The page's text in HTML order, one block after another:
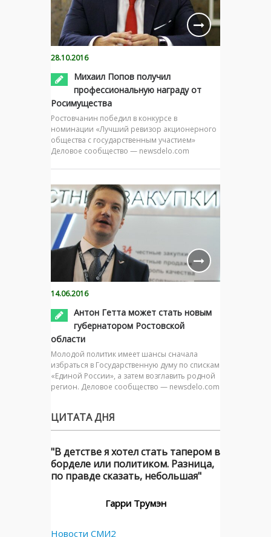
28.10.2016
Михаил Попов получил
профессиональную награду от
Росимущества
Ростовчанин победил в конкурсе в
номинации «Лучший ревизор акционерного
общества с государственным участием»
Деловое сообщество — newsdelo.com
14.06.2016
Антон Гетта может стать новым
губернатором Ростовской
области
Молодой политик имеет шансы сначала
избраться в Государственную думу по спискам
«Единой России», а затем возглавить родной
регион. Деловое сообщество — newsdelo.com
ЦИТАТА ДНЯ
"В детстве я хотел стать тапером в
борделе или политиком. Разница,
по правде сказать, небольшая"
Гарри Трумэн
Новости СМИ2